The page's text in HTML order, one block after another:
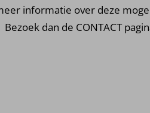
informatie over deze
Bezoek dan de CONTACT